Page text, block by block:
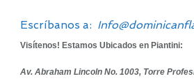
Escríbanos a:
Visítenos! Estamos Ubicados en Piantini:
Av. Abraham Lincoln No. 1003, Torre